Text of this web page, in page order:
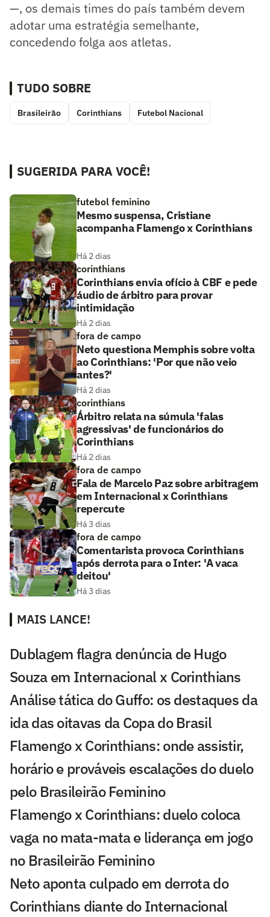
—, os demais times do país também devem
adotar uma estratégia semelhante,
concedendo folga aos atletas.
TUDO SOBRE
Brasileirão Corinthians Futebol Nacional
SUGERIDA PARA VOCÊ!
futebol feminino
Mesmo suspensa, Cristiane
acompanha Flamengo x Corinthians
Há 2 dias
corinthians
Corinthians envia ofício à CBF e pede
áudio de árbitro para provar
intimidação
Há 2 dias
fora de campo
Neto questiona Memphis sobre volta
ao Corinthians: 'Por que não veio
antes?'
Há 2 dias
corinthians
Árbitro relata na súmula 'falas
agressivas' de funcionários do
Corinthians
Há 2 dias
fora de campo
Fala de Marcelo Paz sobre arbitragem
em Internacional x Corinthians
repercute
Há 3 dias
fora de campo
Comentarista provoca Corinthians
após derrota para o Inter: 'A vaca
deitou'
Há 3 dias
MAIS LANCE!
Dublagem flagra denúncia de Hugo
Souza em Internacional x Corinthians
Análise tática do Guffo: os destaques da
ida das oitavas da Copa do Brasil
Flamengo x Corinthians: onde assistir,
horário e prováveis escalações do duelo
pelo Brasileirão Feminino
Flamengo x Corinthians: duelo coloca
vaga no mata-mata e liderança em jogo
no Brasileirão Feminino
Neto aponta culpado em derrota do
Corinthians diante do Internacional